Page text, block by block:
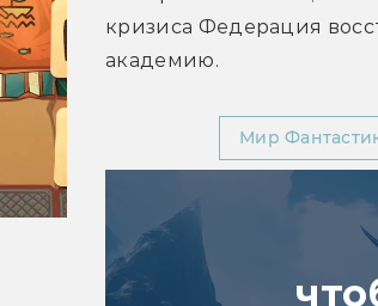
кризиса Федерация
академию.
Мир